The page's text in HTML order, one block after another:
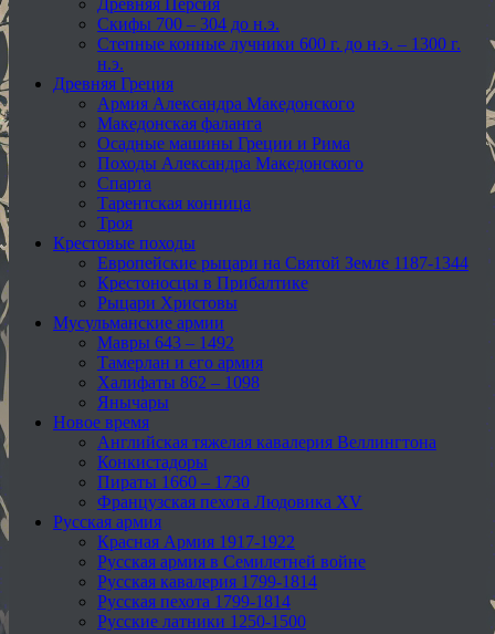
Древняя Персия
Скифы 700 – 304 до н.э.
Степные конные лучники 600 г. до н.э. – 1300 г.
н.э.
Древняя Греция
Армия Александра Македонского
Македонская фаланга
Осадные машины Греции и Рима
Походы Александра Македонского
Спарта
Тарентская конница
Троя
Крестовые походы
Европейские рыцари на Святой Земле 1187-1344
Крестоносцы в Прибалтике
Рыцари Христовы
Мусульманские армии
Мавры 643 – 1492
Тамерлан и его армия
Халифаты 862 – 1098
Янычары
Новое время
Английская тяжелая кавалерия Веллингтона
Конкистадоры
Пираты 1660 – 1730
Французская пехота Людовика XV
Русская армия
Красная Армия 1917-1922
Русская армия в Семилетней войне
Русская кавалерия 1799-1814
Русская пехота 1799-1814
Русские латники 1250-1500